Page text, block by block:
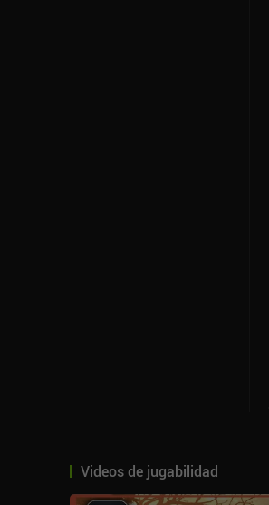
Videos de jugabilidad